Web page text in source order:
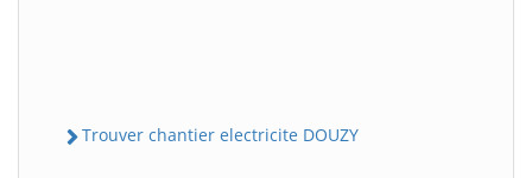
Trouver chantier electricite DOUZY